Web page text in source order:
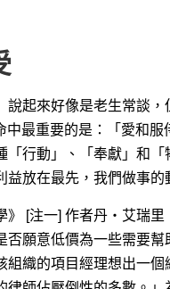
說起來好像是老生常談
中最重要的是：「愛和
「行動」、「奉獻」和
益放在最先，我們做事
》 [注一] 作者丹‧艾瑞
否願意低價為一些需要
組織的項目經理想出一